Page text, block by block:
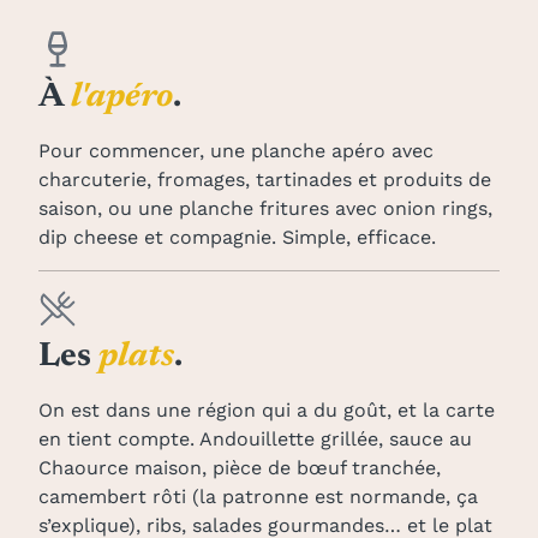
Àl'apéro.
Pour commencer, une planche apéro avec
charcuterie, fromages, tartinades et produits de
saison, ou une planche fritures avec onion rings,
dip cheese et compagnie. Simple, efficace.
Les plats.
On est dans une région qui a du goût, et la carte
en tient compte. Andouillette grillée, sauce au
Chaource maison, pièce de bœuf tranchée,
camembert rôti (la patronne est normande, ça
s’explique), ribs, salades gourmandes… et le plat